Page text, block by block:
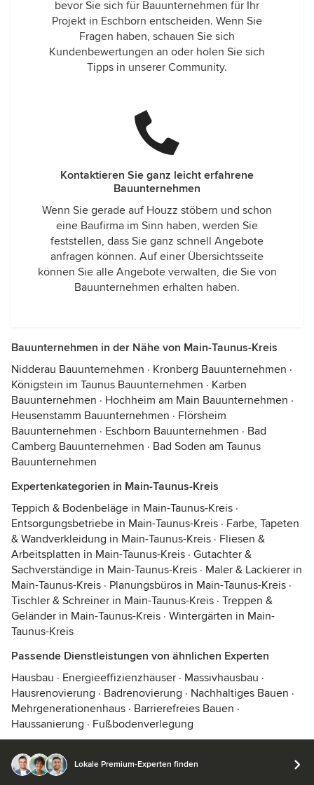
bevor Sie sich für Bauunternehmen für Ihr
Projekt in Eschborn entscheiden. Wenn Sie
Fragen haben, schauen Sie sich
Kundenbewertungen an oder holen Sie sich
Tipps in unserer Community.
Kontaktieren Sie ganz leicht erfahrene
Bauunternehmen
Wenn Sie gerade auf Houzz stöbern und schon
eine Baufirma im Sinn haben, werden Sie
feststellen, dass Sie ganz schnell Angebote
anfragen können. Auf einer Übersichtsseite
können Sie alle Angebote verwalten, die Sie von
Bauunternehmen erhalten haben.
Bauunternehmen in der Nähe von Main-Taunus-Kreis
Nidderau Bauunternehmen · Kronberg Bauunternehmen ·
Königstein im Taunus Bauunternehmen · Karben
Bauunternehmen · Hochheim am Main Bauunternehmen ·
Heusenstamm Bauunternehmen · Flörsheim
Bauunternehmen · Eschborn Bauunternehmen · Bad
Camberg Bauunternehmen · Bad Soden am Taunus
Bauunternehmen
Expertenkategorien in Main-Taunus-Kreis
Teppich & Bodenbeläge in Main-Taunus-Kreis ·
Entsorgungsbetriebe in Main-Taunus-Kreis · Farbe, Tapeten
& Wandverkleidung in Main-Taunus-Kreis · Fliesen &
Arbeitsplatten in Main-Taunus-Kreis · Gutachter &
Sachverständige in Main-Taunus-Kreis · Maler & Lackierer in
Main-Taunus-Kreis · Planungsbüros in Main-Taunus-Kreis ·
Tischler & Schreiner in Main-Taunus-Kreis · Treppen &
Geländer in Main-Taunus-Kreis · Wintergärten in Main-
Taunus-Kreis
Passende Dienstleistungen von ähnlichen Experten
Hausbau · Energieeffizienzhäuser · Massivhausbau ·
Hausrenovierung · Badrenovierung · Nachhaltiges Bauen ·
Mehrgenerationenhaus · Barrierefreies Bauen ·
Haussanierung · Fußbodenverlegung
Lokale Premium-Experten finden
© 2026 Houzz Inc.